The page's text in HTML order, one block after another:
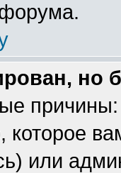
но
которое
или